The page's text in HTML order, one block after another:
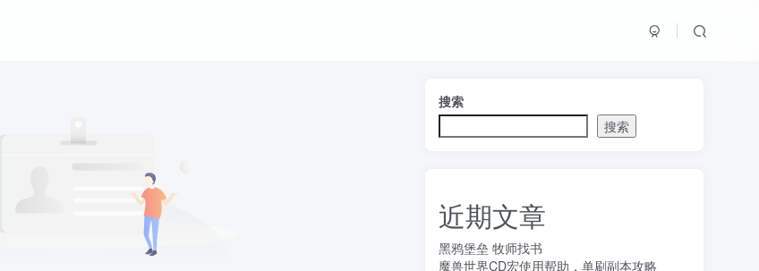
搜索
搜索
近期文章
黑鸦堡垒 牧师找书
魔兽世界CD宏使用帮助，单刷副本攻略